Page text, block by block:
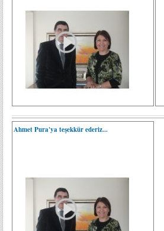
Ahmet Pura'ya teşekkür ederiz...